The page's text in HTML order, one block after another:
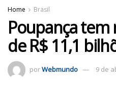
Home Brasil
Poupança
de R$ 11,1
porWebmundo 9 de